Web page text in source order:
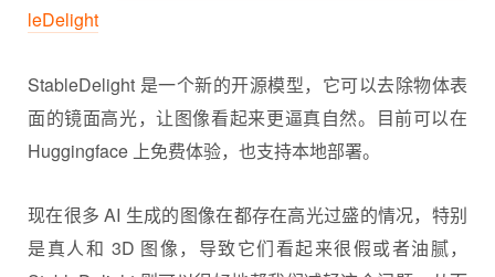
leDelight
StableDelight 是一个新的开源模型，它可以去除物体表
面的镜面高光，让图像看起来更逼真自然。目前可以在
Huggingface 上免费体验，也支持本地部署。
现在很多 AI 生成的图像在都存在高光过盛的情况，特别
是真人和 3D 图像，导致它们看起来很假或者油腻，